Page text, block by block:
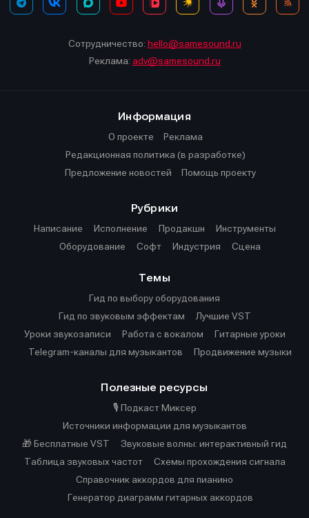
Сотрудничество: hello@samesound.ru
Реклама: adv@samesound.ru
Информация
О проекте
Реклама
Редакционная политика (в разработке)
Предложение новостей
Помощь проекту
Рубрики
Написание
Исполнение Продакшн
Инструменты
Оборудование
Софт Индустрия Сцена
Темы
Гид по выбору оборудования
Гид по звуковым эффектам
Лучшие VST
Уроки звукозаписи
Работа с вокалом
Гитарные уроки
Telegram-каналы для музыкантов
Продвижение музыки
Полезные ресурсы
🎙️ Подкаст Миксер
Источники информации для музыкантов
🎁 Бесплатные VST
Звуковые волны: интерактивный гид
Таблица звуковых частот
Cхемы прохождения сигнала
Справочник аккордов для пианино
Генератор диаграмм гитарных аккордов